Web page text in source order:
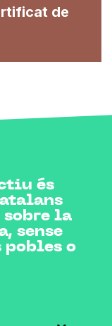
de
és
la
sense
pobles o